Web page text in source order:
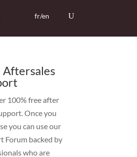
fr/en
Aftersales
100% free after
Once you
you can use our
Forum backed by
who are